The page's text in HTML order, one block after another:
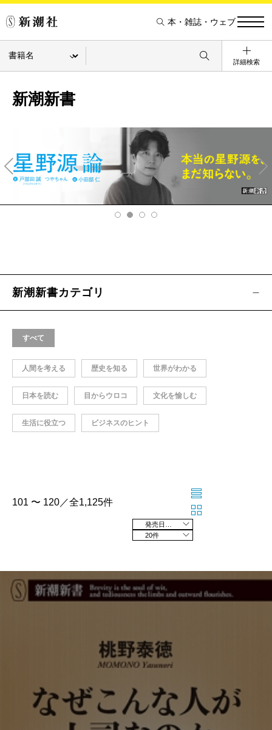
本・雑誌・ウェブ
詳細検索
新潮新書
v
Ne
xt
新潮新書カテゴリ
すべて
人間を考える 歴史を知る 世界がわかる
日本を読む 目からウロコ 文化を愉しむ
生活に役立つ ビジネスのヒント
101 〜 120／全1,125件
20件